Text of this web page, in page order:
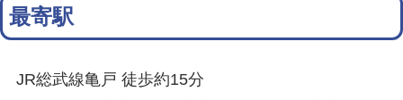
最寄駅
JR総武線亀戸 徒歩約15分